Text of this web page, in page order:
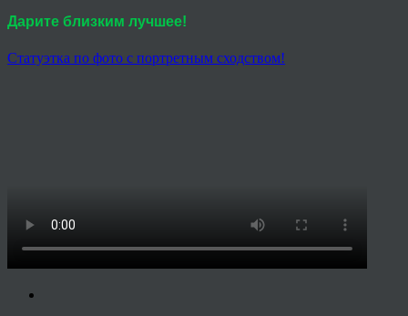
Дарите близким лучшее!
Статуэтка по фото с портретным сходством!